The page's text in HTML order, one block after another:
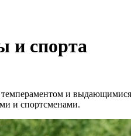
и спорта
и
и спортсменами.